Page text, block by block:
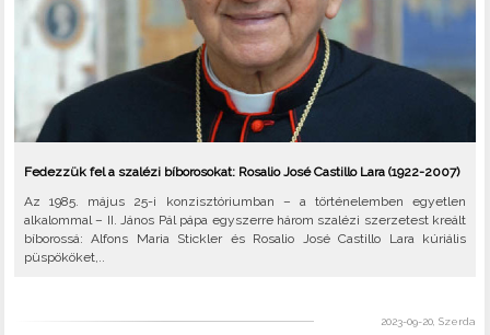
Fedezzük fel a szalézi bíborosokat: Rosalio José Castillo Lara (1922-2007)
Az 1985. május 25-i konzisztóriumban – a történelemben egyetlen
alkalommal – II. János Pál pápa egyszerre három szalézi szerzetest kreált
bíborossá: Alfons Maria Stickler és Rosalio José Castillo Lara kúriális
püspököket,..
2023-09-20, Szerda